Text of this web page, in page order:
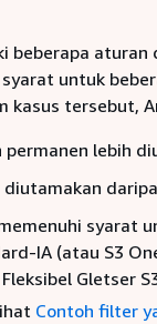
beberapa aturan
untuk
kasus tersebut,
permanen lebih
diutamakan
syarat
IA (atau S3
Gletser
Contoh filter